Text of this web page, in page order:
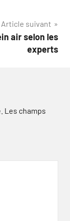
Article suivant
air selon les
experts
Les champs